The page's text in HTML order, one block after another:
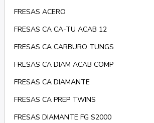
FRESAS ACERO
FRESAS CA CA-TU ACAB 12
FRESAS CA CARBURO TUNGS
FRESAS CA DIAM ACAB COMP
FRESAS CA DIAMANTE
FRESAS CA PREP TWINS
FRESAS DIAMANTE FG S2000